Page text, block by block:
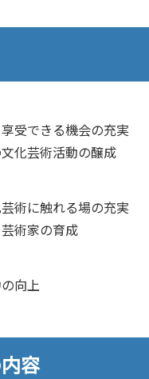
受できる機会の充実
化芸術活動の醸成
術に触れる場の充実
術家の育成
向上
容